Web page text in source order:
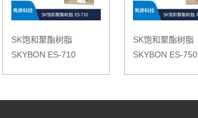
SK饱和聚酯树脂
SKYBON ES-710
SK饱和聚酯树脂
SKYBON ES-750